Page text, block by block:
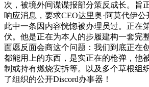
次，被境外间谍谍报部分策反成长。旨
响应消息，要求CEO达里奥·阿莫代伊公
此中一条因内容恍惚被办理员过。正在
伏。他是正在为本人的步履建构一套完
面愿反面会商这个问题：我们到底正在
都能用上的东西，是实正在的枪弹，他
制或持有燃烧安拆等。以及多个草根组
了组织的公开Discord办事器！